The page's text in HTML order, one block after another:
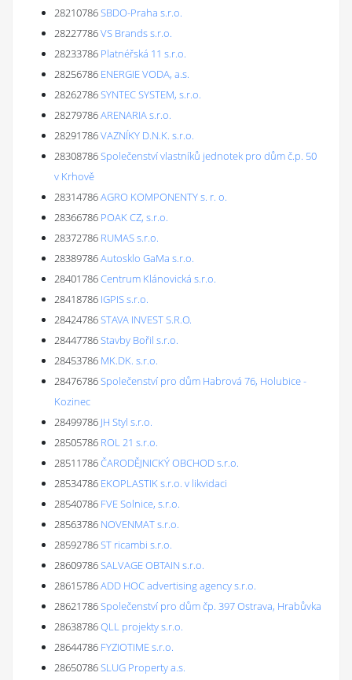
28210786SBDO-Praha s.r.o.
28227786VS Brands s.r.o.
28233786 Platnéřská 11 s.r.o.
28256786 ENERGIE VODA, a.s.
28262786SYNTEC SYSTEM, s.r.o.
28279786ARENARIA s.r.o.
28291786VAZNÍKY D.N.K. s.r.o.
28308786Společenství vlastníků jednotek pro dům č.p. 50
v Krhově
28314786AGRO KOMPONENTY s. r. o.
28366786 POAK CZ, s.r.o.
28372786 RUMAS s.r.o.
28389786Autosklo GaMa s.r.o.
28401786Centrum Klánovická s.r.o.
28418786 IGPIS s.r.o.
28424786STAVA INVEST S.R.O.
28447786Stavby Bořil s.r.o.
28453786 MK.DK. s.r.o.
28476786Společenství pro dům Habrová 76, Holubice -
Kozinec
28499786 JH Styl s.r.o.
28505786 ROL 21 s.r.o.
28511786ČARODĚJNICKÝ OBCHOD s.r.o.
28534786 EKOPLASTIK s.r.o. v likvidaci
28540786 FVE Solnice, s.r.o.
28563786 NOVENMAT s.r.o.
28592786ST ricambi s.r.o.
28609786SALVAGE OBTAIN s.r.o.
28615786ADD HOC advertising agency s.r.o.
28621786Společenství pro dům čp. 397 Ostrava, Hrabůvka
28638786QLL projekty s.r.o.
28644786 FYZIOTIME s.r.o.
28650786SLUG Property a.s.